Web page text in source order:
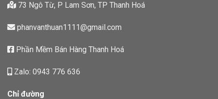
73 Ngô Từ, P Lam Sơn, TP Thanh Hoá
phanvanthuan1111@gmail.com
Phần Mềm Bán Hàng Thanh Hoá
Zalo: 0943 776 636
Chỉ đường